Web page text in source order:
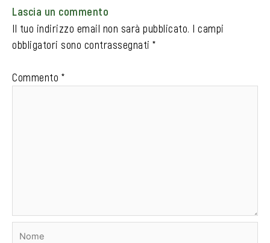
Lascia un commento
Il tuo indirizzo email non sarà pubblicato. I campi
obbligatori sono contrassegnati *
Commento *